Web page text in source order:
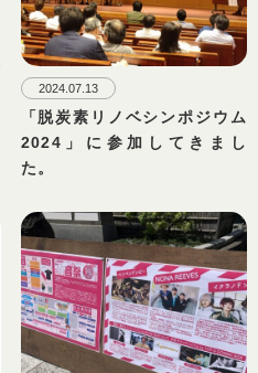
2024.07.13
「脱炭素リノベシンポジウム
2024」に参加してきまし
た。